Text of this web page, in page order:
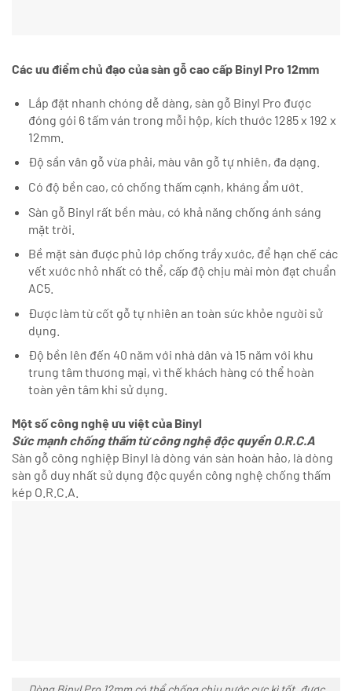
Các ưu điểm chủ đạo của sàn gỗ cao cấp Binyl Pro 12mm
Lắp đặt nhanh chóng dễ dàng, sàn gỗ Binyl Pro được
đóng gói 6 tấm ván trong mỗi hộp, kích thước 1285 x 192 x
12mm.
Độ sần vân gỗ vừa phải, màu vân gỗ tự nhiên, đa dạng.
Có độ bền cao, có chống thấm cạnh, kháng ẩm ướt.
Sàn gỗ Binyl rất bền màu, có khả năng chống ánh sáng
mặt trời.
Bề mặt sàn được phủ lớp chống trầy xước, để hạn chế các
vết xước nhỏ nhất có thể, cấp độ chịu mài mòn đạt chuẩn
AC5.
Được làm từ cốt gỗ tự nhiên an toàn sức khỏe người sử
dụng.
Độ bền lên đến 40 năm với nhà dân và 15 năm với khu
trung tâm thương mại, vì thế khách hàng có thể hoàn
toàn yên tâm khi sử dụng.
Một số công nghệ ưu việt của Binyl
Sức mạnh chống thấm từ công nghệ độc quyền O.R.C.A
Sàn gỗ công nghiệp Binyl là dòng ván sàn hoàn hảo, là dòng
sàn gỗ duy nhất sử dụng độc quyền công nghệ chống thấm
kép O.R.C.A.